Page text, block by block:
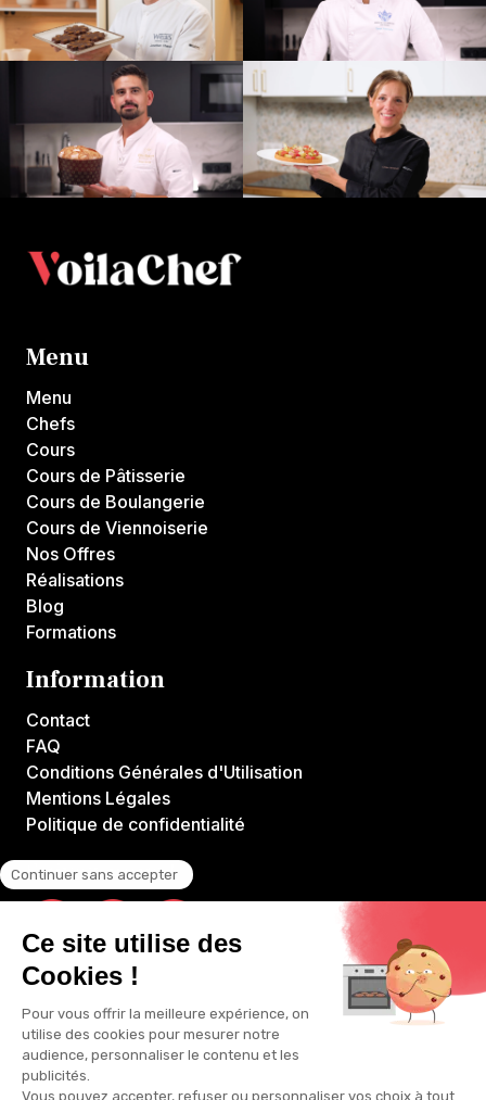
Menu
Menu
Chefs
Cours
Cours de Pâtisserie
Cours de Boulangerie
Cours de Viennoiserie
Nos Offres
Réalisations
Blog
Formations
Information
Contact
FAQ
Conditions Générales d'Utilisation
Mentions Légales
Politique de confidentialité
Suivez-nous !
VOILA CHEF est la première plateforme de cours en ligne par les
meilleurs Chefs français.Toutes les vidéos sont produites par
VOILA CHEF et disponibles exclusivement sur voilachef.com.
Accès à tout le contenu en illimité réservé aux membres.CE N'EST